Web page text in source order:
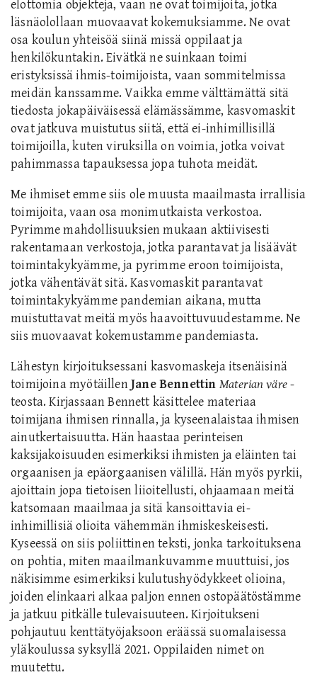
elottomia objekteja, vaan ne ovat toimijoita, jotka
läsnäolollaan muovaavat kokemuksiamme. Ne ovat
osa koulun yhteisöä siinä missä oppilaat ja
henkilökuntakin. Eivätkä ne suinkaan toimi
eristyksissä ihmis-toimijoista, vaan sommitelmissa
meidän kanssamme. Vaikka emme välttämättä sitä
tiedosta jokapäiväisessä elämässämme, kasvomaskit
ovat jatkuva muistutus siitä, että ei-inhimillisillä
toimijoilla, kuten viruksilla on voimia, jotka voivat
pahimmassa tapauksessa jopa tuhota meidät.
Me ihmiset emme siis ole muusta maailmasta irrallisia
toimijoita, vaan osa monimutkaista verkostoa.
Pyrimme mahdollisuuksien mukaan aktiivisesti
rakentamaan verkostoja, jotka parantavat ja lisäävät
toimintakykyämme, ja pyrimme eroon toimijoista,
jotka vähentävät sitä. Kasvomaskit parantavat
toimintakykyämme pandemian aikana, mutta
muistuttavat meitä myös haavoittuvuudestamme. Ne
siis muovaavat kokemustamme pandemiasta.
Lähestyn kirjoituksessani kasvomaskeja itsenäisinä
toimijoina myötäillenJane Bennettin Materian väre-
teosta. Kirjassaan Bennett käsittelee materiaa
toimijana ihmisen rinnalla, ja kyseenalaistaa ihmisen
ainutkertaisuutta. Hän haastaa perinteisen
kaksijakoisuuden esimerkiksi ihmisten ja eläinten tai
orgaanisen ja epäorgaanisen välillä. Hän myös pyrkii,
ajoittain jopa tietoisen liioitellusti, ohjaamaan meitä
katsomaan maailmaa ja sitä kansoittavia ei-
inhimillisiä olioita vähemmän ihmiskeskeisesti.
Kyseessä on siis poliittinen teksti, jonka tarkoituksena
on pohtia, miten maailmankuvamme muuttuisi, jos
näkisimme esimerkiksi kulutushyödykkeet olioina,
joiden elinkaari alkaa paljon ennen ostopäätöstämme
ja jatkuu pitkälle tulevaisuuteen. Kirjoitukseni
pohjautuu kenttätyöjaksoon eräässä suomalaisessa
yläkoulussa syksyllä 2021. Oppilaiden nimet on
muutettu.